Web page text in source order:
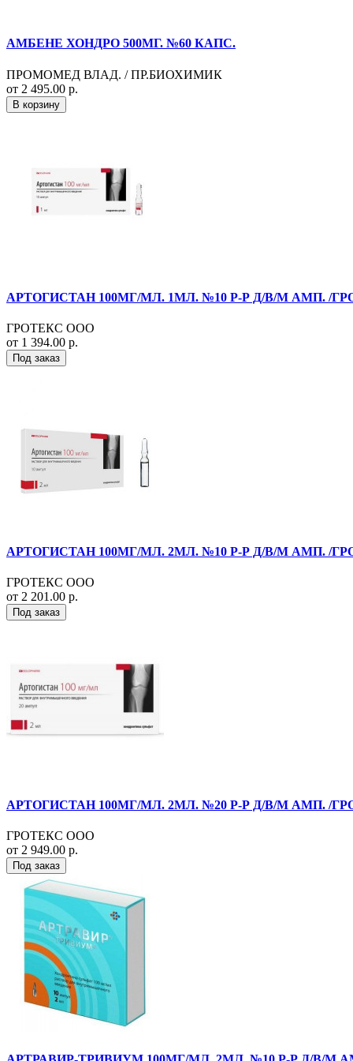
АМБЕНЕ ХОНДРО 500МГ. №60 КАПС.
ПРОМОМЕД ВЛАД. / ПР.БИОХИМИК
от 2 495.00 р.
В корзину
АРТОГИСТАН 100МГ/МЛ. 1МЛ. №10 Р-Р Д/В/М АМП. /
ГРОТЕКС ООО
от 1 394.00 р.
Под заказ
АРТОГИСТАН 100МГ/МЛ. 2МЛ. №10 Р-Р Д/В/М АМП. /
ГРОТЕКС ООО
от 2 201.00 р.
Под заказ
АРТОГИСТАН 100МГ/МЛ. 2МЛ. №20 Р-Р Д/В/М АМП. /
ГРОТЕКС ООО
от 2 949.00 р.
Под заказ